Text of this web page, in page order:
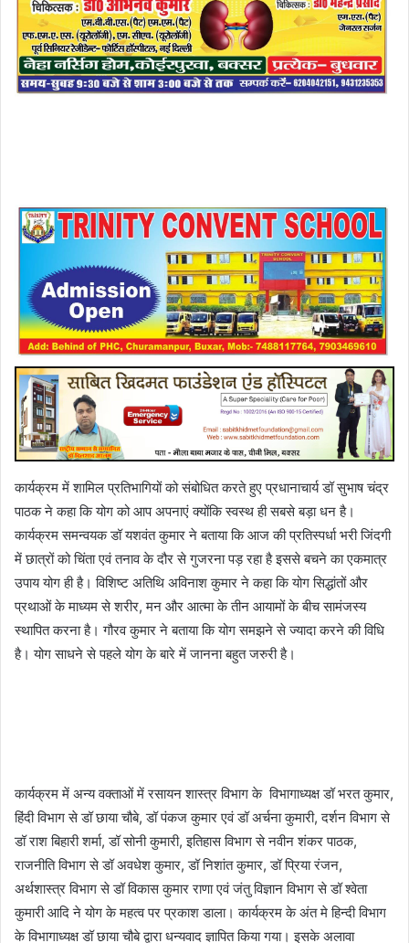
कार्यक्रम में शामिल प्रतिभागियों को संबोधित करते हुए प्रधानाचार्य डॉ सुभाष चंद्र
पाठक ने कहा कि योग को आप अपनाएं क्योंकि स्वस्थ ही सबसे बड़ा धन है।
कार्यक्रम समन्वयक डॉ यशवंत कुमार ने बताया कि आज की प्रतिस्पर्धा भरी जिंदगी
में छात्रों को चिंता एवं तनाव के दौर से गुजरना पड़ रहा है इससे बचने का एकमात्र
उपाय योग ही है। विशिष्ट अतिथि अविनाश कुमार ने कहा कि योग सिद्धांतों और
प्रथाओं के माध्यम से शरीर, मन और आत्मा के तीन आयामों के बीच सामंजस्य
स्थापित करना है। गौरव कुमार ने बताया कि योग समझने से ज्यादा करने की विधि
है। योग साधने से पहले योग के बारे में जानना बहुत जरुरी है।
कार्यक्रम में अन्य वक्ताओं में रसायन शास्त्र विभाग के विभागाध्यक्ष डॉ भरत कुमार,
हिंदी विभाग से डॉ छाया चौबे, डॉ पंकज कुमार एवं डॉ अर्चना कुमारी, दर्शन विभाग से
डॉ राश बिहारी शर्मा, डॉ सोनी कुमारी, इतिहास विभाग से नवीन शंकर पाठक,
राजनीति विभाग से डॉ अवधेश कुमार, डॉ निशांत कुमार, डॉ प्रिया रंजन,
अर्थशास्त्र विभाग से डॉ विकास कुमार राणा एवं जंतु विज्ञान विभाग से डॉ श्वेता
कुमारी आदि ने योग के महत्व पर प्रकाश डाला। कार्यक्रम के अंत मे हिन्दी विभाग
के विभागाध्यक्ष डॉ छाया चौबे द्वारा धन्यवाद ज्ञापित किया गया। इसके अलावा